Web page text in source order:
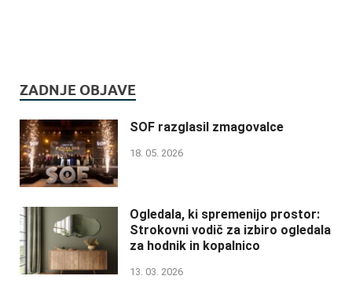
ZADNJE OBJAVE
SOF razglasil zmagovalce
18. 05. 2026
Ogledala, ki spremenijo prostor:
Strokovni vodič za izbiro ogledala
za hodnik in kopalnico
13. 03. 2026